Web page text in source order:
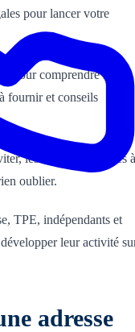
pour lancer votre
pour comprendre les
fournir et conseils
les bonnes pratiques à
oublier.
TPE, indépendants et
leur activité
adresse